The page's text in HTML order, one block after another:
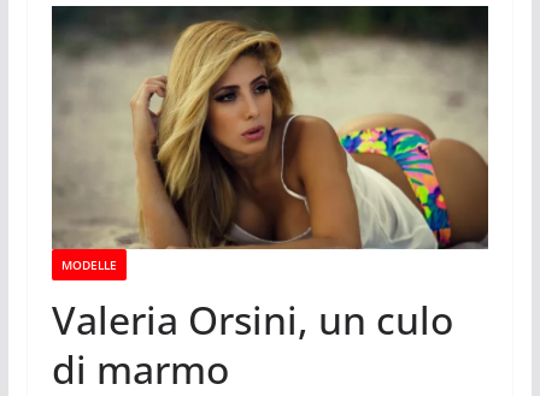
MODELLE
Valeria Orsini, un culo
di marmo